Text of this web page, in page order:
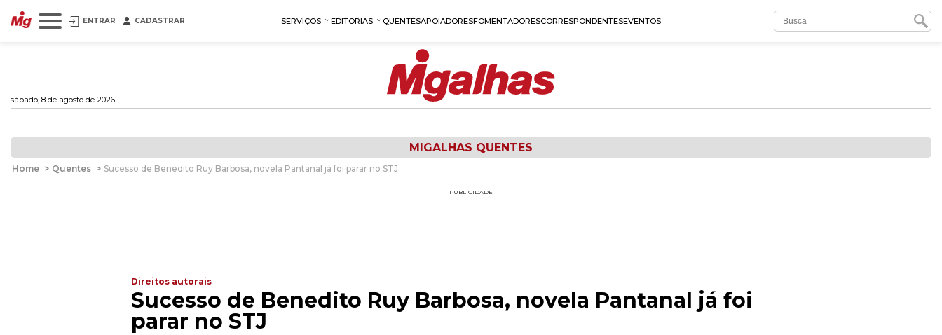
ENTRAR CADASTRAR SERVIÇOS EDITORIAS QUENTESAPOIADORESFOMENTADORESCORRESPONDENTESEVENTOS
sábado, 8 de agosto de 2026
MIGALHAS QUENTES
Home > Quentes > Sucesso de Benedito Ruy Barbosa, novela Pantanal já foi parar no STJ
PUBLICIDADE
Direitos autorais
Sucesso de Benedito Ruy Barbosa, novela Pantanal já foi
parar no STJ